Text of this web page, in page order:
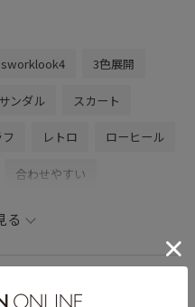
3色展開
サンダル スカート
レトロ ローヒール
合わせやすい
る
グ